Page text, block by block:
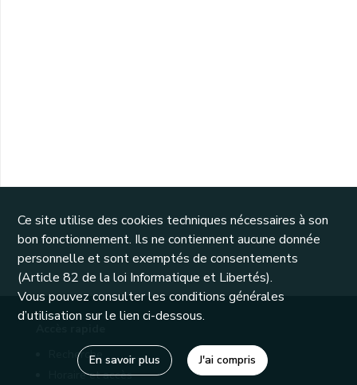
Recherche
Horaire et accès
Ce site utilise des cookies techniques nécessaires à son
bon fonctionnement. Ils ne contiennent aucune donnée
personnelle et sont exemptés de consentements
(Article 82 de la loi Informatique et Libertés).
Vous pouvez consulter les conditions générales
d’utilisation sur le lien ci-dessous.
En savoir plus J'ai compris